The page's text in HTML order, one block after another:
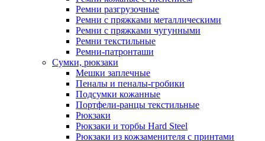
Ремни разгрузочные
Ремни с пряжками металлическими
Ремни с пряжками чугунными
Ремни текстильные
Ремни-патронташи
Сумки, рюкзаки
Мешки заплечные
Пеналы и пеналы-гробики
Подсумки кожанные
Портфели-ранцы текстильные
Рюкзаки
Рюкзаки и торбы Hard Steel
Рюкзаки из кожзаменителя с принтами